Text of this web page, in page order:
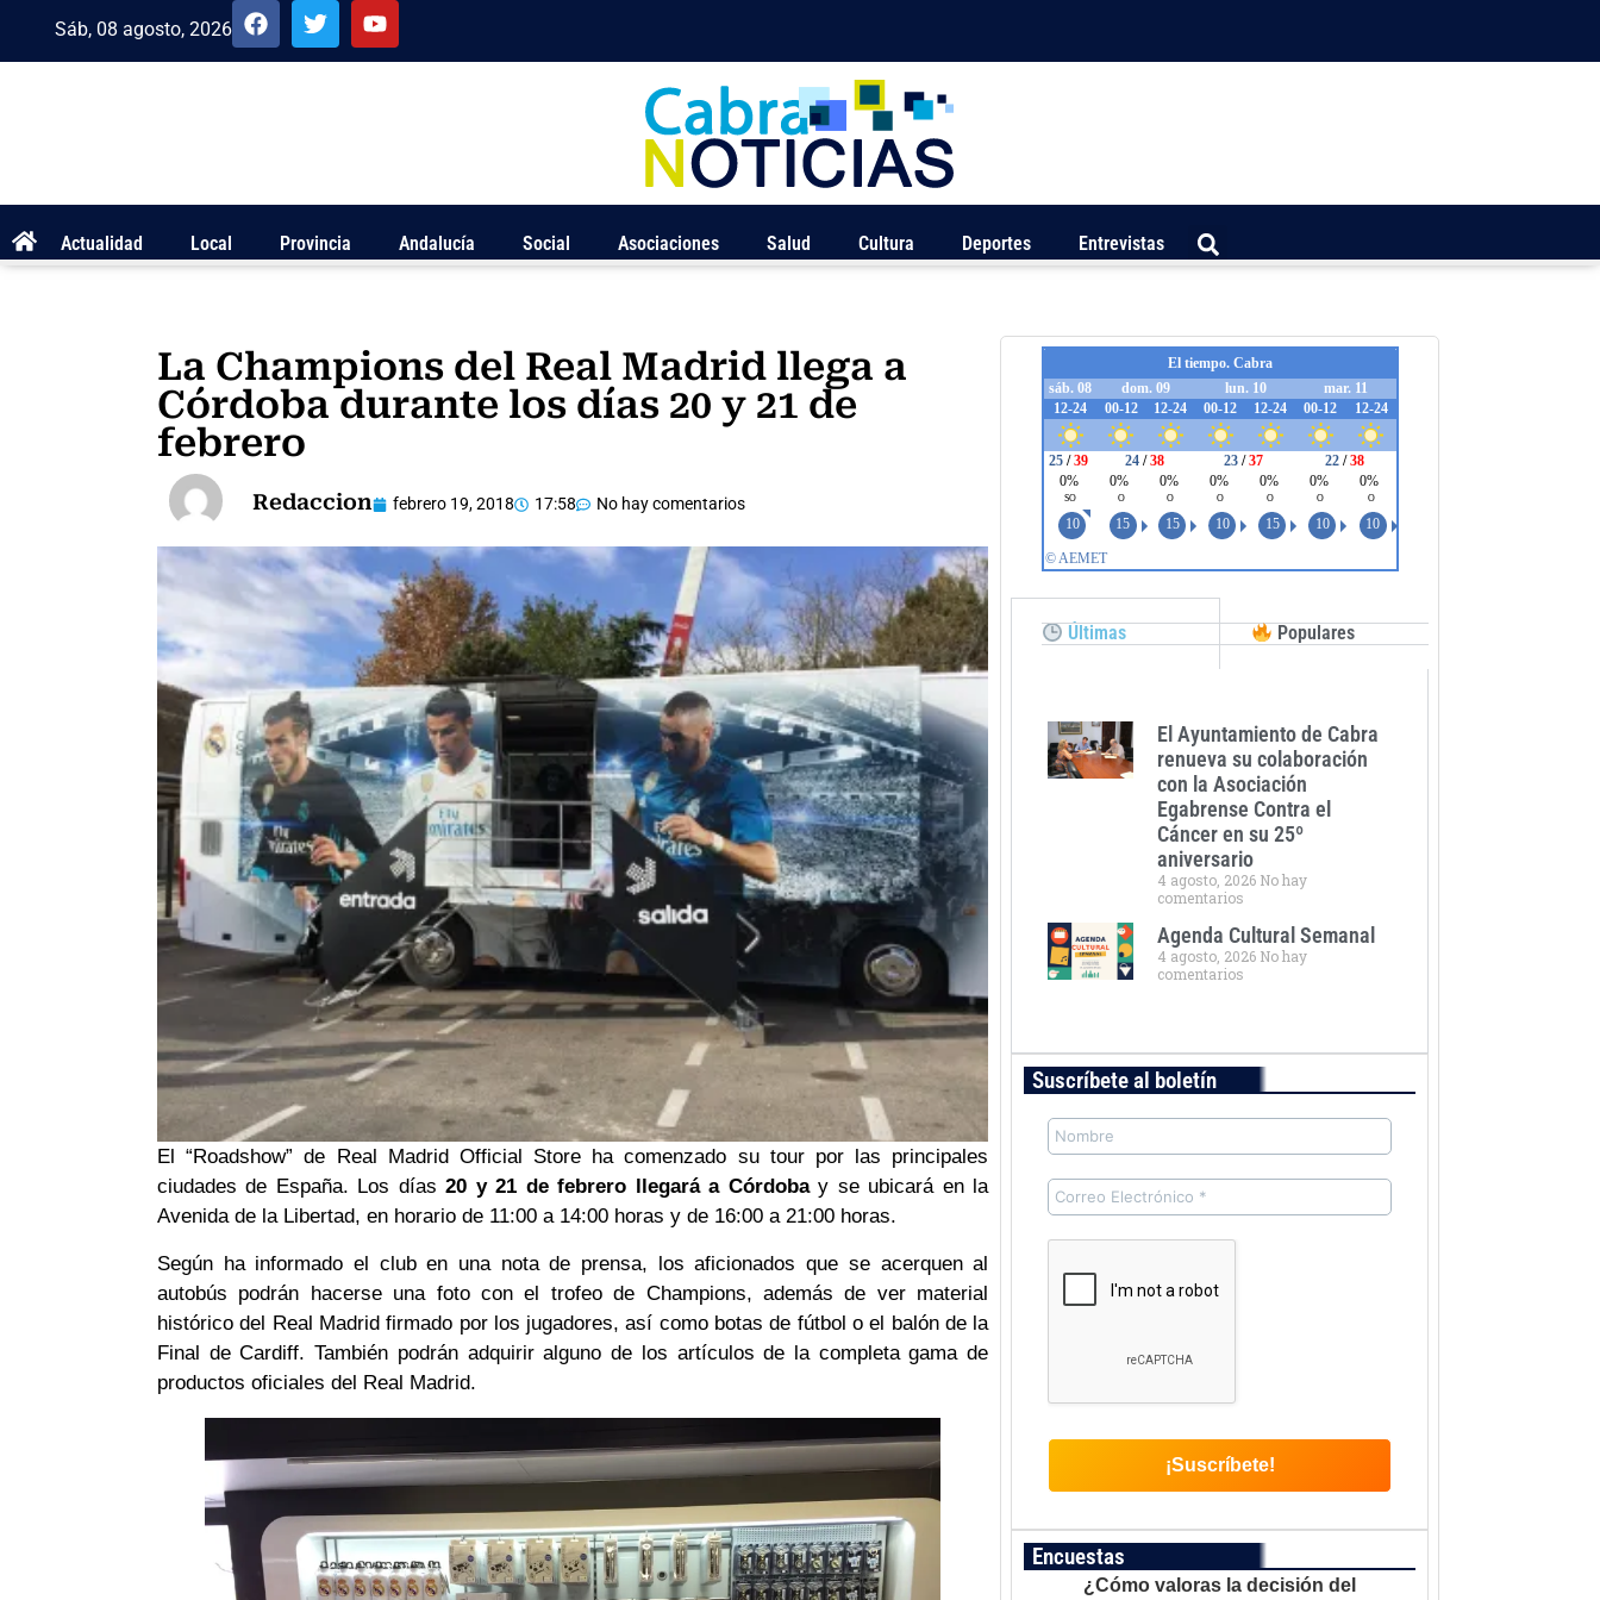
Sáb, 08 agosto, 2026
Actualidad Local Provincia Andalucía Social Asociaciones Salud Cultura Deportes Entrevistas
La Champions del Real Madrid llega a
Córdoba durante los días 20 y 21 de
febrero
Redaccion febrero 19, 2018 17:58 No hay comentarios
El “Roadshow” de Real Madrid Official Store ha comenzado su tour por las principales
ciudades de España. Los días20 y 21 de febrero llegará a Córdobay se ubicará en la
Avenida de la Libertad, en horario de 11:00 a 14:00 horas y de 16:00 a 21:00 horas.
Según ha informado el club en una nota de prensa, los aficionados que se acerquen al
autobús podrán hacerse una foto con el trofeo de Champions, además de ver material
histórico del Real Madrid firmado por los jugadores, así como botas de fútbol o el balón de la
Final de Cardiff. También podrán adquirir alguno de los artículos de la completa gama de
productos oficiales del Real Madrid.
Últimas Populares
El Ayuntamiento de Cabra
renueva su colaboración
con la Asociación
Egabrense Contra el
Cáncer en su 25º
aniversario
4 agosto, 2026 No hay
comentarios
Agenda Cultural Semanal
4 agosto, 2026 No hay
comentarios
Suscríbete al boletín
Encuestas
¿Cómo valoras la decisión del